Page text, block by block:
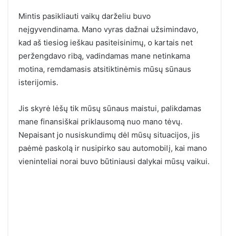
Mintis pasikliauti vaikų darželiu buvo
neįgyvendinama. Mano vyras dažnai užsimindavo,
kad aš tiesiog ieškau pasiteisinimų, o kartais net
peržengdavo ribą, vadindamas mane netinkama
motina, remdamasis atsitiktinėmis mūsų sūnaus
isterijomis.
Jis skyrė lėšų tik mūsų sūnaus maistui, palikdamas
mane finansiškai priklausomą nuo mano tėvų.
Nepaisant jo nusiskundimų dėl mūsų situacijos, jis
paėmė paskolą ir nusipirko sau automobilį, kai mano
vieninteliai norai buvo būtiniausi dalykai mūsų vaikui.